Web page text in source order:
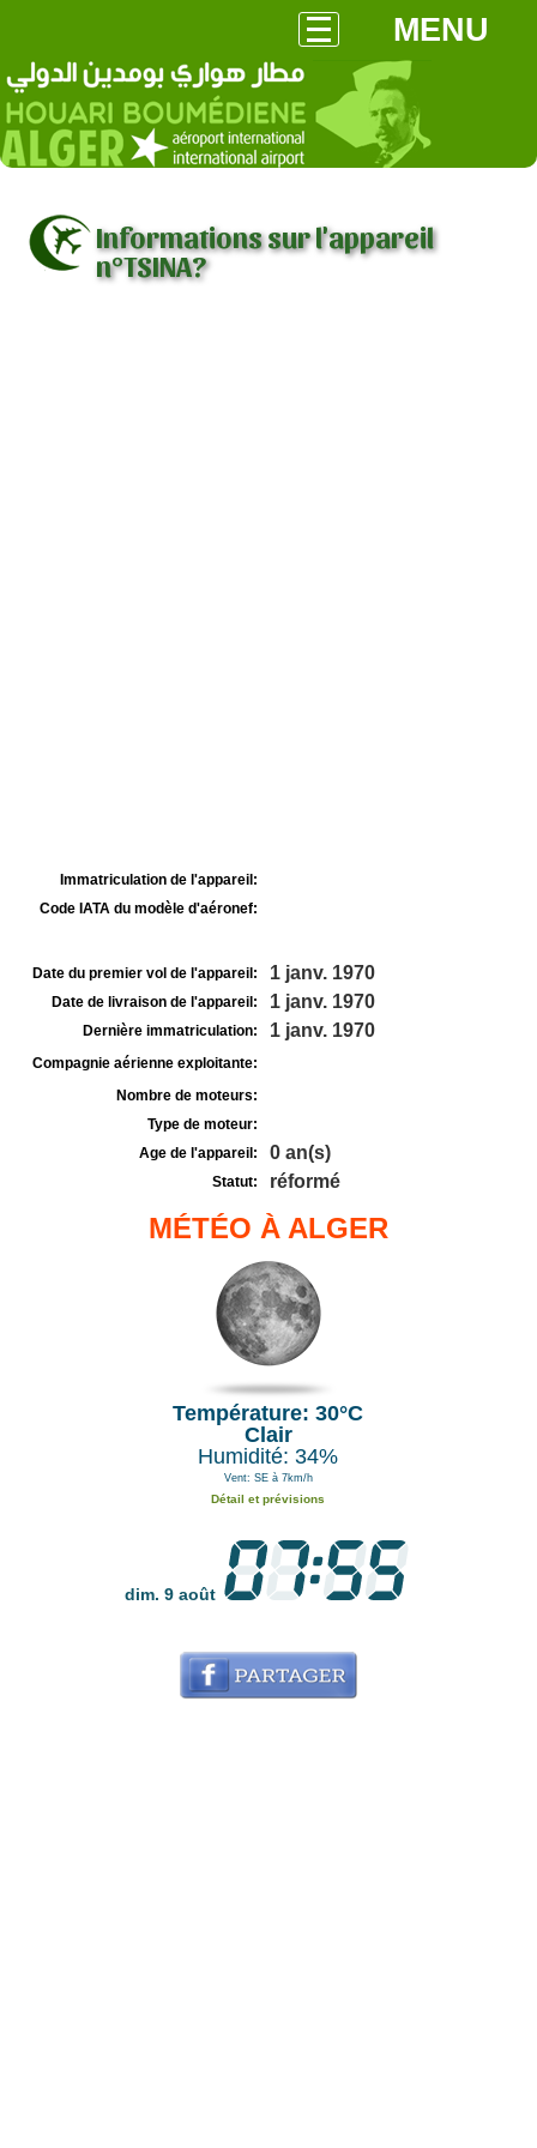
MENU
Informations sur l'appareil
n°TSINA?
Immatriculation de l'appareil:
Code IATA du modèle d'aéronef:
Date du premier vol de l'appareil: 1 janv. 1970
Date de livraison de l'appareil: 1 janv. 1970
Dernière immatriculation: 1 janv. 1970
Compagnie aérienne exploitante:
Nombre de moteurs:
Type de moteur:
Age de l'appareil:
0 an(s)
Statut: réformé
MÉTÉO À ALGER
Température: 30°C
Clair
Humidité: 34%
Vent: SE à 7km/h
Détail et prévisions
dim. 9 août